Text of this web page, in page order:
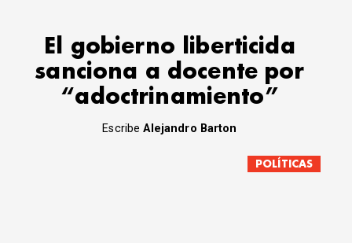
El gobierno liberticida
sanciona a docente por
“adoctrinamiento”
EscribeAlejandro Barton
POLÍTICAS